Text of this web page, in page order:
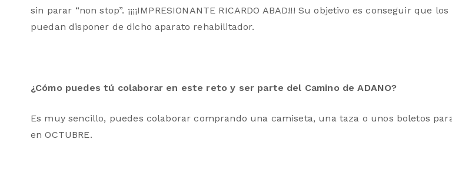
sin parar “non stop”. ¡¡¡¡IMPRESIONANTE RICARDO ABAD!!! Su objetivo es conseguir que
puedan disponer de dicho aparato rehabilitador.
¿Cómo puedes tú colaborar en este reto y ser parte del Camino de ADANO?
Es muy sencillo, puedes colaborar comprando una camiseta, una taza o unos boletos
en OCTUBRE.